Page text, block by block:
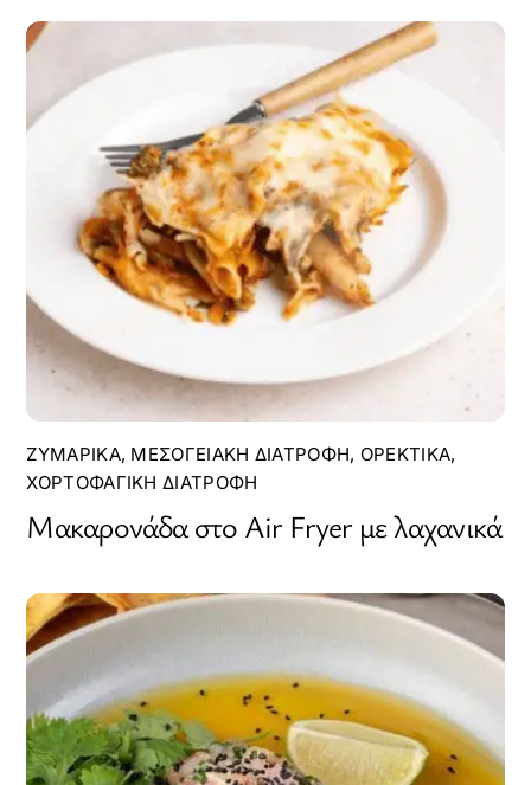
ΖΥΜΑΡΙΚΆ, ΜΕΣΟΓΕΙΑΚΉ ΔΙΑΤΡΟΦΉ, ΟΡΕΚΤΙΚΆ,
ΧΟΡΤΟΦΑΓΙΚΉ ΔΙΑΤΡΟΦΉ
Μακαρονάδα στο Αir Fryer με λαχανικά